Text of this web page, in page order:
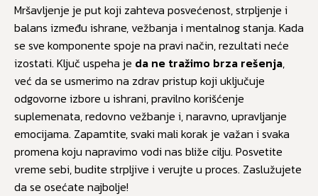
Mršavljenje je put koji zahteva posvećenost, strpljenje i
balans između ishrane, vežbanja i mentalnog stanja. Kada
se sve komponente spoje na pravi način, rezultati neće
izostati. Ključ uspeha je da ne tražimo brza rešenja,
već da se usmerimo na zdrav pristup koji uključuje
odgovorne izbore u ishrani, pravilno korišćenje
suplemenata, redovno vežbanje i, naravno, upravljanje
emocijama. Zapamtite, svaki mali korak je važan i svaka
promena koju napravimo vodi nas bliže cilju. Posvetite
vreme sebi, budite strpljive i verujte u proces. Zaslužujete
da se osećate najbolje!